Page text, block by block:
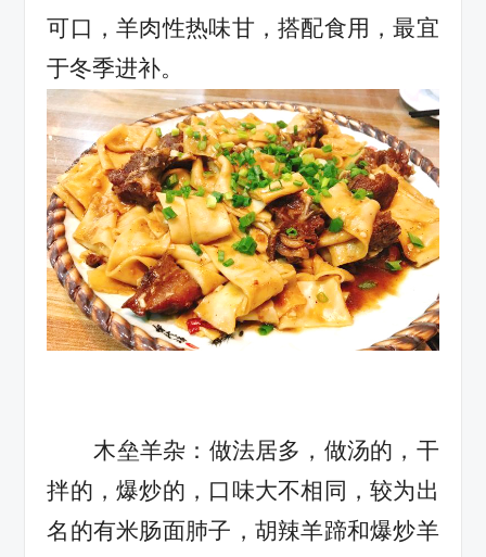
可口，羊肉性热味甘，搭配食用，最宜
于冬季进补。
木垒羊杂：做法居多，做汤的，干
拌的，爆炒的， 口味大不相同，较为出
名的有米肠面肺子，胡辣羊蹄和爆炒羊